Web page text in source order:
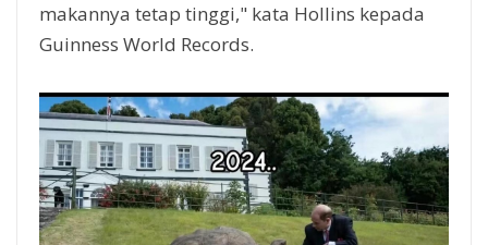
makannya tetap tinggi," kata Hollins kepada
Guinness World Records.